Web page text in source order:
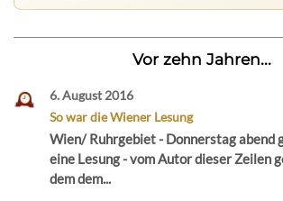
Vor zehn Jahren...
6. August 2016
So war die Wiener Lesung
Wien/ Ruhrgebiet - Donnerstag abend
eine Lesung - vom Autor dieser Zeilen
dem dem...